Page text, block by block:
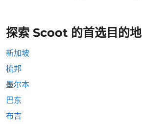
探索 Scoot 的首选目的地
新加坡
梳邦
墨尔本
巴东
布吉